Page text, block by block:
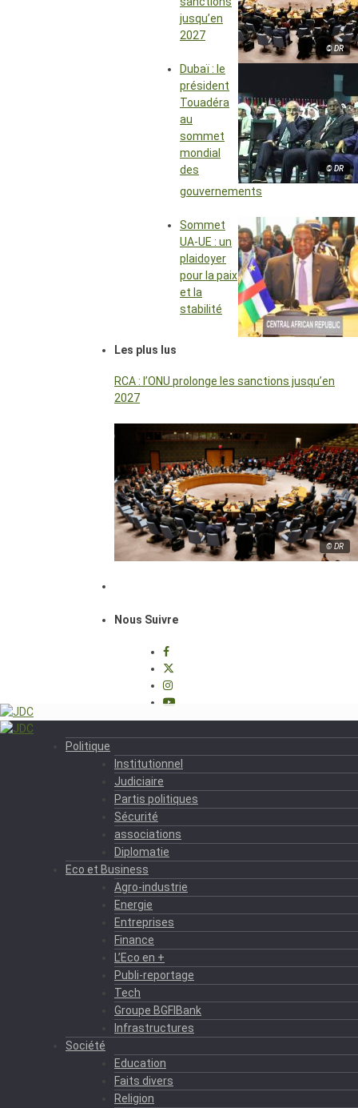
© DR
jusqu’en
2027
© DR
Dubaï : le
président
Touadéra
au
sommet
mondial
des
gouvernements
Sommet
UA-UE : un
plaidoyer
pour la paix
et la
stabilité
Les plus lus
RCA : l’ONU prolonge les sanctions jusqu’en
2027
© DR
Nous Suivre
Politique
Institutionnel
Judiciaire
Partis politiques
Sécurité
associations
Diplomatie
Eco et Business
Agro-industrie
Energie
Entreprises
Finance
L’Eco en +
Publi-reportage
Tech
Groupe BGFIBank
Infrastructures
Société
Education
Faits divers
Religion